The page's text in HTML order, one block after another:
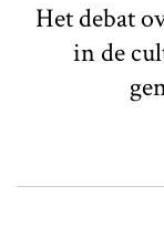
Het debat
in de